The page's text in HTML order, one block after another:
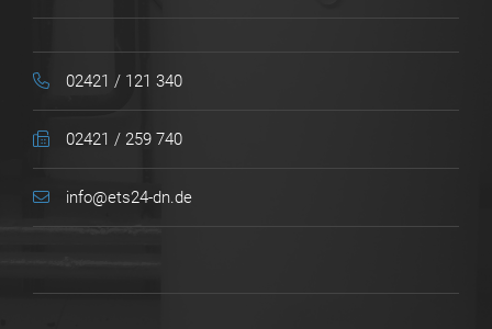
02421 / 121 340
02421 ​/ ​259 ​740
info@ets24-dn.de